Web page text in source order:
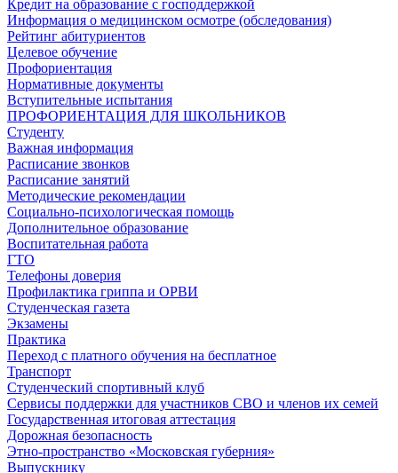
Кредит на образование с господдержкой
Информация о медицинском осмотре (обследования)
Рейтинг абитуриентов
Целевое обучение
Профориентация
Нормативные документы
Вступительные испытания
ПРОФОРИЕНТАЦИЯ ДЛЯ ШКОЛЬНИКОВ
Студенту
Важная информация
Расписание звонков
Расписание занятий
Методические рекомендации
Социально-психологическая помощь
Дополнительное образование
Воспитательная работа
ГТО
Телефоны доверия
Профилактика гриппа и ОРВИ
Cтуденческая газета
Экзамены
Практика
Переход с платного обучения на бесплатное
Транспорт
Студенческий спортивный клуб
Сервисы поддержки для участников СВО и членов их семей
Государственная итоговая аттестация
Дорожная безопасность
Этно-пространство «Московская губерния»
Выпускнику